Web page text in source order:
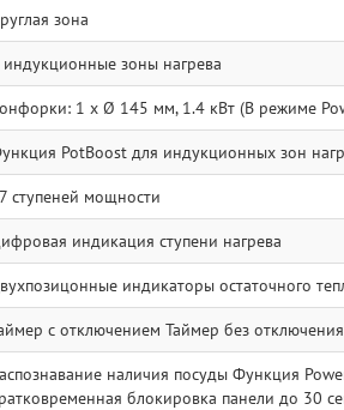
зона
индукционные зоны нагрева
1 x Ø 145 мм, 1.4 кВт (В режиме
PotBoost для индукционных зон
ступеней мощности
индикация ступени нагрева
индикаторы остаточного
с отключением Таймер без
наличия посуды Функция
блокировка панели до 30